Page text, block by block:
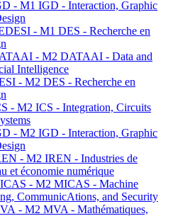
- M1 IGD - Interaction, Graphic
- M1 DES - Recherche en
- M2 DATAAI - Data and
Intelligence
- M2 DES - Recherche en
- M2 ICS - Integration, Circuits
- M2 IGD - Interaction, Graphic
- M2 IREN - Industries de
et économie numérique
- M2 MICAS - Machine
CommunicAtions, and Security
- M2 MVA - Mathématiques,